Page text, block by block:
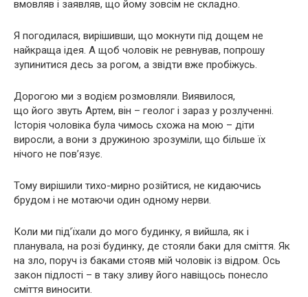
вмовляв і заявляв, що йому зовсім не складно.
Я погодилася, вирішивши, що мокнути під дощем не
найкраща ідея. А щоб чоловік не ревнував, попрошу
зупинитися десь за рогом, а звідти вже пробіжусь.
Дорогою ми з водієм розмовляли. Виявилося,
що його звуть Артем, він – геолог і зараз у розлученні.
Історія чоловіка була чимось схожа на мою – діти
виросли, а вони з дружиною зрозуміли, що більше їх
нічого не пов’язує.
Тому вирішили тихо-мирно розійтися, не кидаючись
брудом і не мотаючи один одному нерви.
Коли ми під’їхали до мого будинку, я вийшла, як і
планувала, на розі будинку, де стояли баки для сміття. Як
на зло, поруч із баками стояв мій чоловік із відром. Ось
закон підлості – в таку зливу його навіщось понесло
сміття виносити.